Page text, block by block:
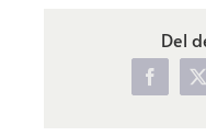
Del
Facebook
X